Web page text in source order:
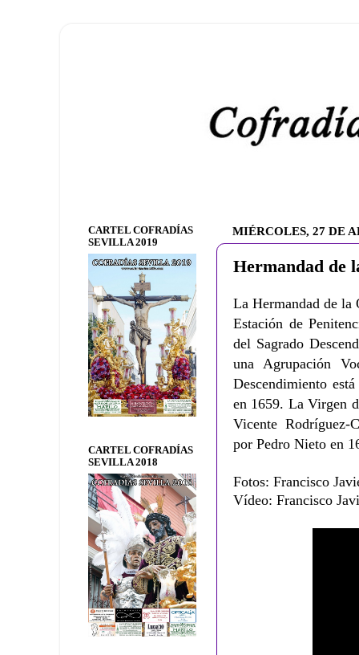
MIÉRCOLES, 27 DE
Hermandad de
La Hermandad de la
Estación de
del Sagrado
una Agrupación
Descendimiento
en 1659. La Virgen
Vicente Rodríguez-
por Pedro Nieto en
Fotos: Francisco
Vídeo: Francisco
CARTEL COFRADÍAS
SEVILLA 2019
CARTEL COFRADÍAS
SEVILLA 2018